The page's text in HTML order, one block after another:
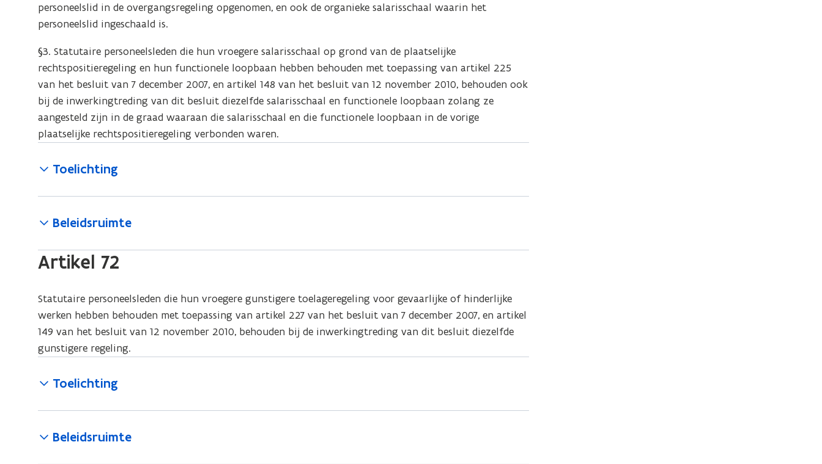
personeelslid in de overgangsregeling opgenomen, en ook de organieke salarisschaal waarin het
personeelslid ingeschaald is.
§3. Statutaire personeelsleden die hun vroegere salarisschaal op grond van de plaatselijke
rechtspositieregeling en hun functionele loopbaan hebben behouden met toepassing van artikel 225
van het besluit van 7 december 2007, en artikel 148 van het besluit van 12 november 2010, behouden ook
bij de inwerkingtreding van dit besluit diezelfde salarisschaal en functionele loopbaan zolang ze
aangesteld zijn in de graad waaraan die salarisschaal en die functionele loopbaan in de vorige
plaatselijke rechtspositieregeling verbonden waren.
Toelichting
Beleidsruimte
Artikel 72
Statutaire personeelsleden die hun vroegere gunstigere toelageregeling voor gevaarlijke of hinderlijke
werken hebben behouden met toepassing van artikel 227 van het besluit van 7 december 2007, en artikel
149 van het besluit van 12 november 2010, behouden bij de inwerkingtreding van dit besluit diezelfde
gunstigere regeling.
Toelichting
Beleidsruimte